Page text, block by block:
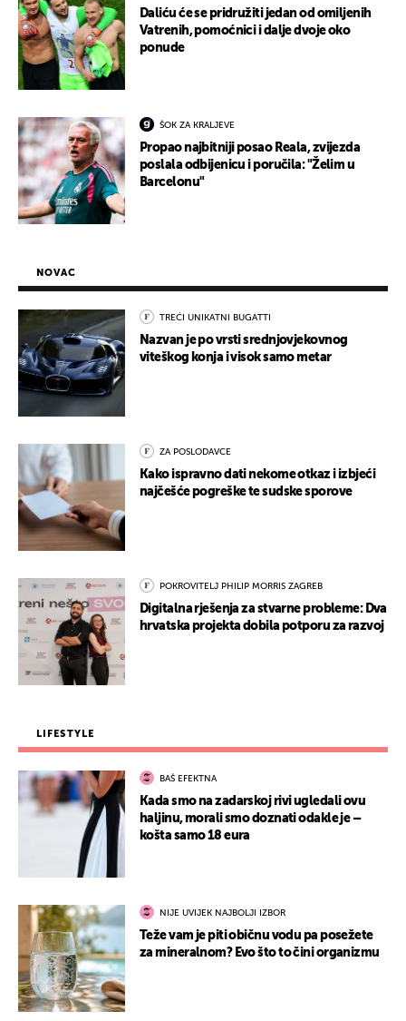
Daliću će se pridružiti jedan od omiljenih
Vatrenih, pomoćnici i dalje dvoje oko
ponude
ŠOK ZA KRALJEVE
Propao najbitniji posao Reala, zvijezda
poslala odbijenicu i poručila: "Želim u
Barcelonu"
NOVAC
TREĆI UNIKATNI BUGATTI
Nazvan je po vrsti srednjovjekovnog
viteškog konja i visok samo metar
ZA POSLODAVCE
Kako ispravno dati nekome otkaz i izbjeći
najčešće pogreške te sudske sporove
POKROVITELJ PHILIP MORRIS ZAGREB
Digitalna rješenja za stvarne probleme: Dva
hrvatska projekta dobila potporu za razvoj
LIFESTYLE
BAŠ EFEKTNA
Kada smo na zadarskoj rivi ugledali ovu
haljinu, morali smo doznati odakle je –
košta samo 18 eura
NIJE UVIJEK NAJBOLJI IZBOR
Teže vam je piti običnu vodu pa posežete
za mineralnom? Evo što to čini organizmu